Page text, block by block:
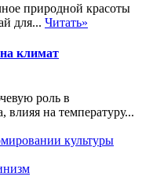
природной красоты
для... Читать»
климат
роль в
влияя на температуру...
культуры